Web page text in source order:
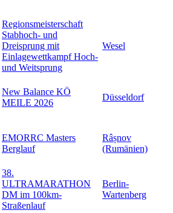
Regionsmeisterschaft
Stabhoch- und
Dreisprung mit
Einlagewettkampf Hoch-
und Weitsprung
Wesel
New Balance KÖ
MEILE 2026
Düsseldorf
EMORRC Masters
Berglauf
Râșnov
(Rumänien)
38.
ULTRAMARATHON
DM im 100km-
Straßenlauf
Berlin-
Wartenberg